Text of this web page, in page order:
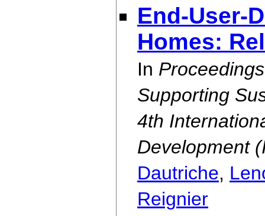
End-User-
Homes:
In
Supporting
4th
Development
Dautriche,
Reignier